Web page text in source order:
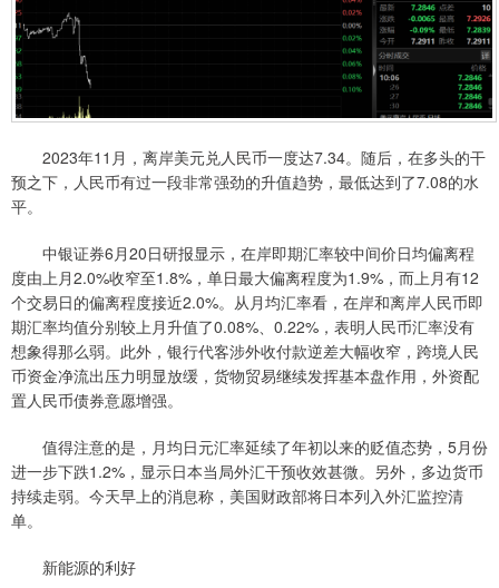
2023年11月，离岸美元兑人民币一度达7.34。随后，在多头的干
预之下，人民币有过一段非常强劲的升值趋势，最低达到了7.08的水
平。
中银证券6月20日研报显示，在岸即期汇率较中间价日均偏离程
度由上月2.0%收窄至1.8%，单日最大偏离程度为1.9%，而上月有12
个交易日的偏离程度接近2.0%。从月均汇率看，在岸和离岸人民币即
期汇率均值分别较上月升值了0.08%、0.22%，表明人民币汇率没有
想象得那么弱。此外，银行代客涉外收付款逆差大幅收窄，跨境人民
币资金净流出压力明显放缓，货物贸易继续发挥基本盘作用，外资配
置人民币债券意愿增强。
值得注意的是，月均日元汇率延续了年初以来的贬值态势，5月份
进一步下跌1.2%，显示日本当局外汇干预收效甚微。另外，多边货币
持续走弱。今天早上的消息称，美国财政部将日本列入外汇监控清
单。
新能源的利好